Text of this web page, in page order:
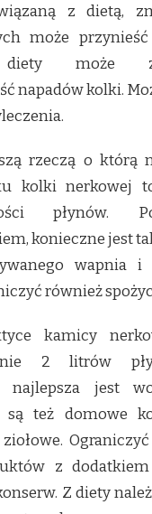
z dietą,
może
może
napadów kolki.
rzeczą o którą
kolki nerkowej
płynów.
konieczne jest
wapnia i
również
kamicy
2 litrów
najlepsza jest
są też domowe
z dodatkiem
Z diety